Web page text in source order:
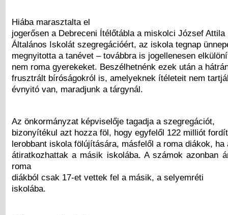
Hiába marasztalta el
jogerősen a Debreceni Ítélőtábla a miskolci József Attila
Általános Iskolát szegregációért, az iskola tegnap
megnyitotta a tanévet – továbbra is jogellenesen
nem roma gyerekeket. Beszélhetnénk ezek után a
frusztrált bíróságokról is, amelyeknek ítéleteit nem
évnyitó van, maradjunk a tárgynál.
Az önkormányzat képviselője tagadja a szegregációt,
bizonyítékul azt hozza föl, hogy egyfelől 122 milliót
lerobbant iskola fölújítására, másfelől a roma diákok, ha
átiratkozhattak a másik iskolába. A számok azonban
roma
diákból csak 17-et vettek fel a másik, a selyemréti
iskolába.